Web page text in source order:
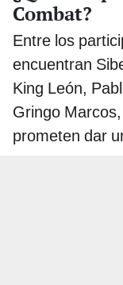
Combat?
Entre los
encuentran
King León,
Gringo
prometen dar